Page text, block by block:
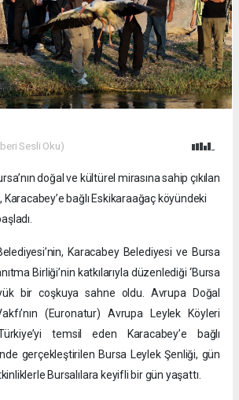
Sesli Oku)
doğal ve kültürel mirasına sahip çıkılan
Karacabey’e bağlı Eskikaraağaç köyündeki
Karacabey Belediyesi ve Bursa
Birliği’nin katkılarıyla düzenlediği ‘Bursa
bir coşkuya sahne oldu. Avrupa Doğal
(Euronatur) Avrupa Leylek Köyleri
temsil eden Karacabey’e bağlı
gerçekleştirilen Bursa Leylek Şenliği, gün
Bursalılara keyifli bir gün yaşattı.